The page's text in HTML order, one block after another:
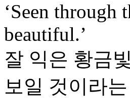
‘Seen through
beautiful.’
잘 익은 황금
보일 것이라